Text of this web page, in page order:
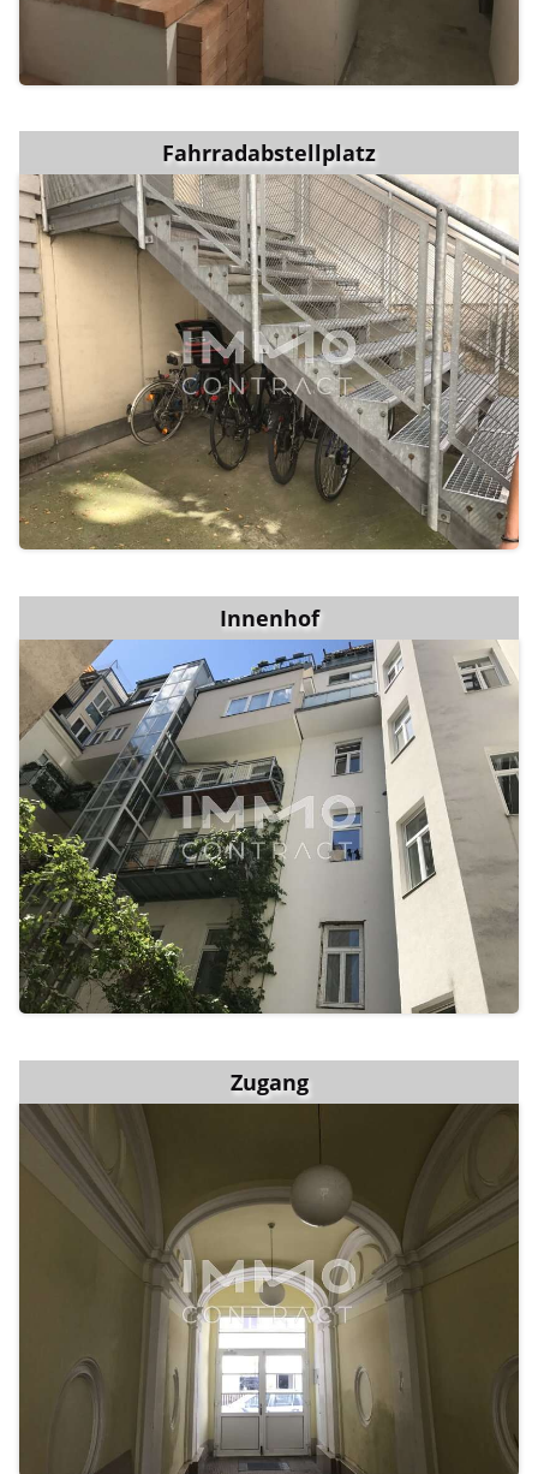
Fahrradabstellplatz
Innenhof
Zugang